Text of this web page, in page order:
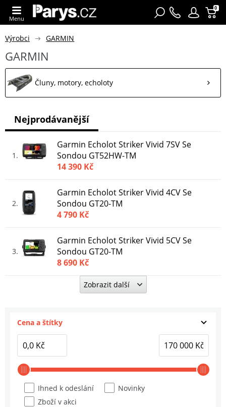
0
Menu
Výrobci GARMIN
GARMIN
Čluny, motory, echoloty
1
Garmin Echolot Striker Vivid 7SV Se
Sondou GT52HW-TM
14 390 Kč
2
Garmin Echolot Striker Vivid 4CV Se
Sondou GT20-TM
4 790 Kč
3
Garmin Echolot Striker Vivid 5CV Se
Sondou GT20-TM
8 690 Kč
Garmin Ochranný Kryt Pro Echolot
Garmin Ochranný Kryt Pro Echolot
490 Kč
Zobrazit další
Nejprodávanější
Cena a štítky
Ihned k odeslání
Novinky
Zboží v akci